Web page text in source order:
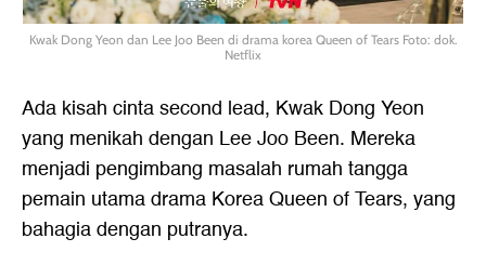
Kwak Dong Yeon dan Lee Joo Been di drama korea Queen of Tears Foto: dok.
Netflix
Ada kisah cinta second lead, Kwak Dong Yeon
yang menikah dengan Lee Joo Been. Mereka
menjadi pengimbang masalah rumah tangga
pemain utama drama Korea Queen of Tears, yang
bahagia dengan putranya.